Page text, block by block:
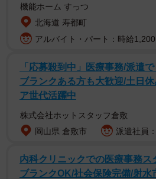
【福田ルミカさんプロフィル】
2005年5月15日生まれ、東京都出
メラ、剣道。
機能ホーム すっつ
北海道 寿都町
アルバイト・パート：時給
「応募殺到中」医療事務/派遣
ブランクある方も大歓迎/土日
ア世代活躍中
株式会社ホットスタッフ倉敷
岡山県 倉敷市
派遣社員
内科クリニックでの医療事務ス
ブランクOK/社会保険完備/射水